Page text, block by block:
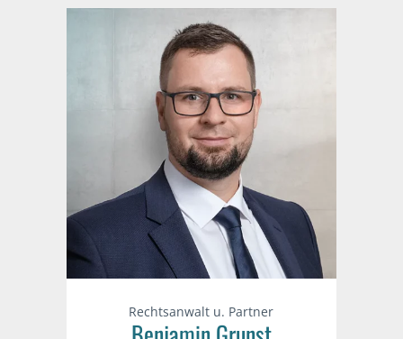
Rechtsanwalt u. Partner